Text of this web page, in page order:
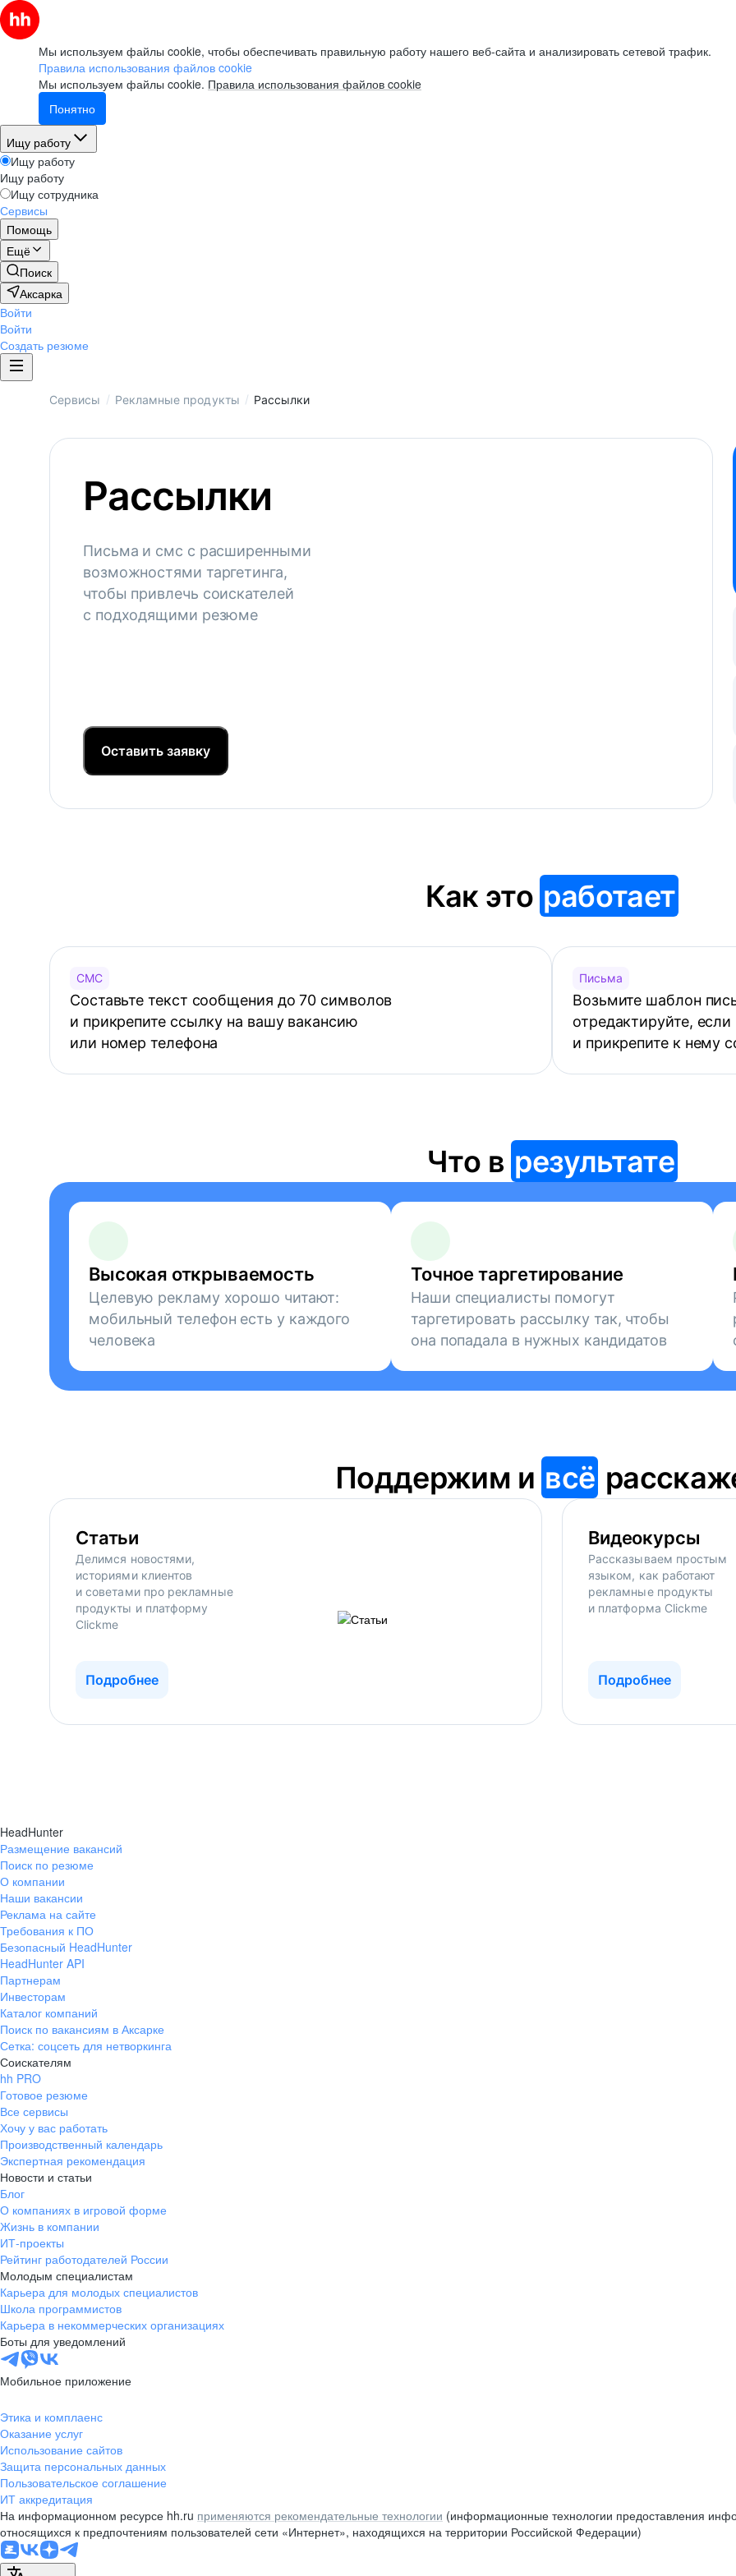
Мы используем файлы cookie, чтобы обеспечивать правильную работу нашего веб-сайта и анализировать сетевой трафик.
Правила использования файлов cookie
Мы используем файлы cookie. Правила использования файлов cookie
Понятно
Ищу работу
Ищу работу
Ищу работу
Ищу сотрудника
Сервисы
Помощь
Ещё
Поиск
Аксарка
Войти
Войти
Создать резюме
Сервисы / Рекламные продукты / Рассылки
Рассылки
Письма и смс с расширенными
возможностями таргетинга,
чтобы привлечь соискателей
с подходящими резюме
Оставить заявку
Как это работает
СМС
Составьте текст сообщения до 70 символов
и прикрепите ссылку на вашу вакансию
или номер телефона
Письма
Возьмите шаблон
отредактируйте,
и прикрепите к нему
Что в результате
Высокая открываемость
Целевую рекламу хорошо читают:
мобильный телефон есть у каждого
человека
Точное таргетирование
Наши специалисты помогут
таргетировать рассылку так, чтобы
она попадала в нужных кандидатов
Поддержим и всё
Статьи
Делимся новостями,
историями клиентов
и советами про рекламные
продукты и платформу
Clickme
Подробнее
Видеокурсы
Рассказываем простым
языком, как работают
рекламные продукты
и платформа Clickme
Подробнее
HeadHunter
Размещение вакансий
Поиск по резюме
О компании
Наши вакансии
Реклама на сайте
Требования к ПО
Безопасный HeadHunter
HeadHunter API
Партнерам
Инвесторам
Каталог компаний
Поиск по вакансиям в Аксарке
Сетка: соцсеть для нетворкинга
Соискателям
hh PRO
Готовое резюме
Все сервисы
Хочу у вас работать
Производственный календарь
Экспертная рекомендация
Новости и статьи
Блог
О компаниях в игровой форме
Жизнь в компании
ИТ-проекты
Рейтинг работодателей России
Молодым специалистам
Карьера для молодых специалистов
Школа программистов
Карьера в некоммерческих организациях
Боты для уведомлений
Мобильное приложение
Этика и комплаенс
Оказание услуг
Использование сайтов
Защита персональных данных
Пользовательское соглашение
ИТ аккредитация
На информационном ресурсе hh.ru применяются рекомендательные технологии (информационные технологии предоставления
относящихся к предпочтениям пользователей сети «Интернет», находящихся на территории Российской Федерации)